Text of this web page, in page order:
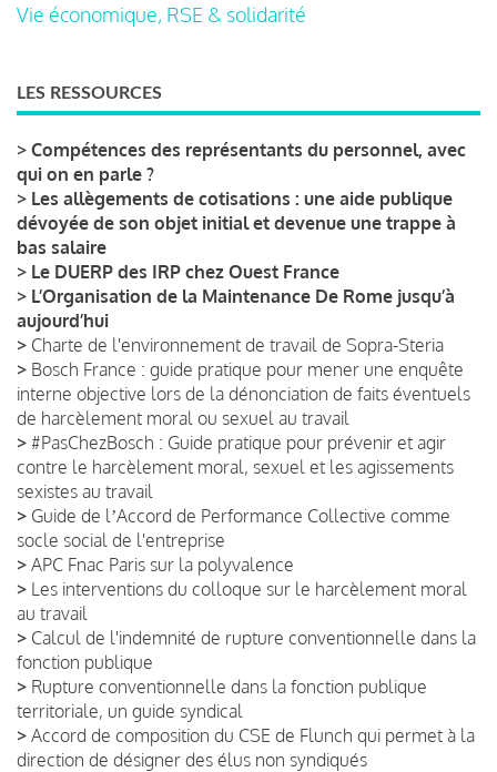
Vie économique, RSE & solidarité
LES RESSOURCES
> Compétences des représentants du personnel, avec
qui on en parle ?
> Les allègements de cotisations : une aide publique
dévoyée de son objet initial et devenue une trappe à
bas salaire
> Le DUERP des IRP chez Ouest France
> L’Organisation de la Maintenance De Rome jusqu’à
aujourd’hui
> Charte de l'environnement de travail de Sopra-Steria
> Bosch France : guide pratique pour mener une enquête
interne objective lors de la dénonciation de faits éventuels
de harcèlement moral ou sexuel au travail
> #PasChezBosch : Guide pratique pour prévenir et agir
contre le harcèlement moral, sexuel et les agissements
sexistes au travail
> Guide de lʼAccord de Performance Collective comme
socle social de l'entreprise
> APC Fnac Paris sur la polyvalence
> Les interventions du colloque sur le harcèlement moral
au travail
> Calcul de l'indemnité de rupture conventionnelle dans la
fonction publique
> Rupture conventionnelle dans la fonction publique
territoriale, un guide syndical
> Accord de composition du CSE de Flunch qui permet à la
direction de désigner des élus non syndiqués